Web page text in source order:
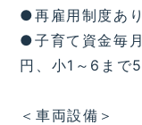
●再雇用制度あり
●子育て資金毎
円、小1～6まで5
＜車両設備＞